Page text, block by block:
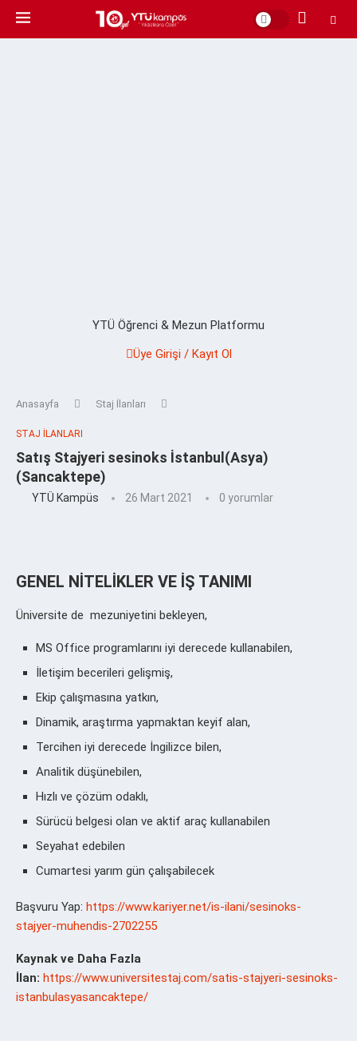
YTÜ Öğrenci & Mezun Platformu
Üye Girişi / Kayıt Ol
Anasayfa Staj İlanları
STAJ İLANLARI
Satış Stajyeri sesinoks İstanbul(Asya)
(Sancaktepe)
YTÜ Kampüs 26 Mart 2021 0 yorumlar
GENEL NİTELİKLER VE İŞ TANIMI
Üniversite de mezuniyetini bekleyen,
MS Office programlarını iyi derecede kullanabilen,
İletişim becerileri gelişmiş,
Ekip çalışmasına yatkın,
Dinamik, araştırma yapmaktan keyif alan,
Tercihen iyi derecede İngilizce bilen,
Analitik düşünebilen,
Hızlı ve çözüm odaklı,
Sürücü belgesi olan ve aktif araç kullanabilen
Seyahat edebilen
Cumartesi yarım gün çalışabilecek
Başvuru Yap: https://www.kariyer.net/is-ilani/sesinoks-
stajyer-muhendis-2702255
Kaynak ve Daha Fazla
İlan: https://www.universitestaj.com/satis-stajyeri-sesinoks-
istanbulasyasancaktepe/